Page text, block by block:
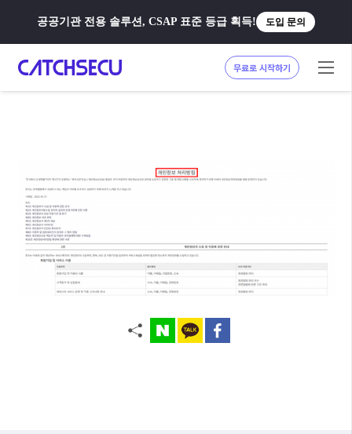
공공기관 전용 솔루션, CSAP 표준 등급 획득! 도입 문의
무료로 시작하기